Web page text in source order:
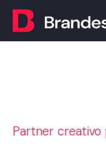
Partner creativo